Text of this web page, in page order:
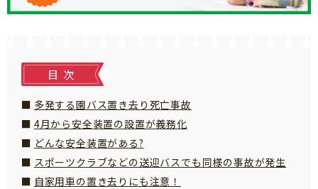
目次
多発する園バス置き去り死亡事故
4月から安全装置の設置が義務化
どんな安全装置がある?
スポーツクラブなどの送迎バスでも同様の事故が発生
自家用車の置き去りにも注意！